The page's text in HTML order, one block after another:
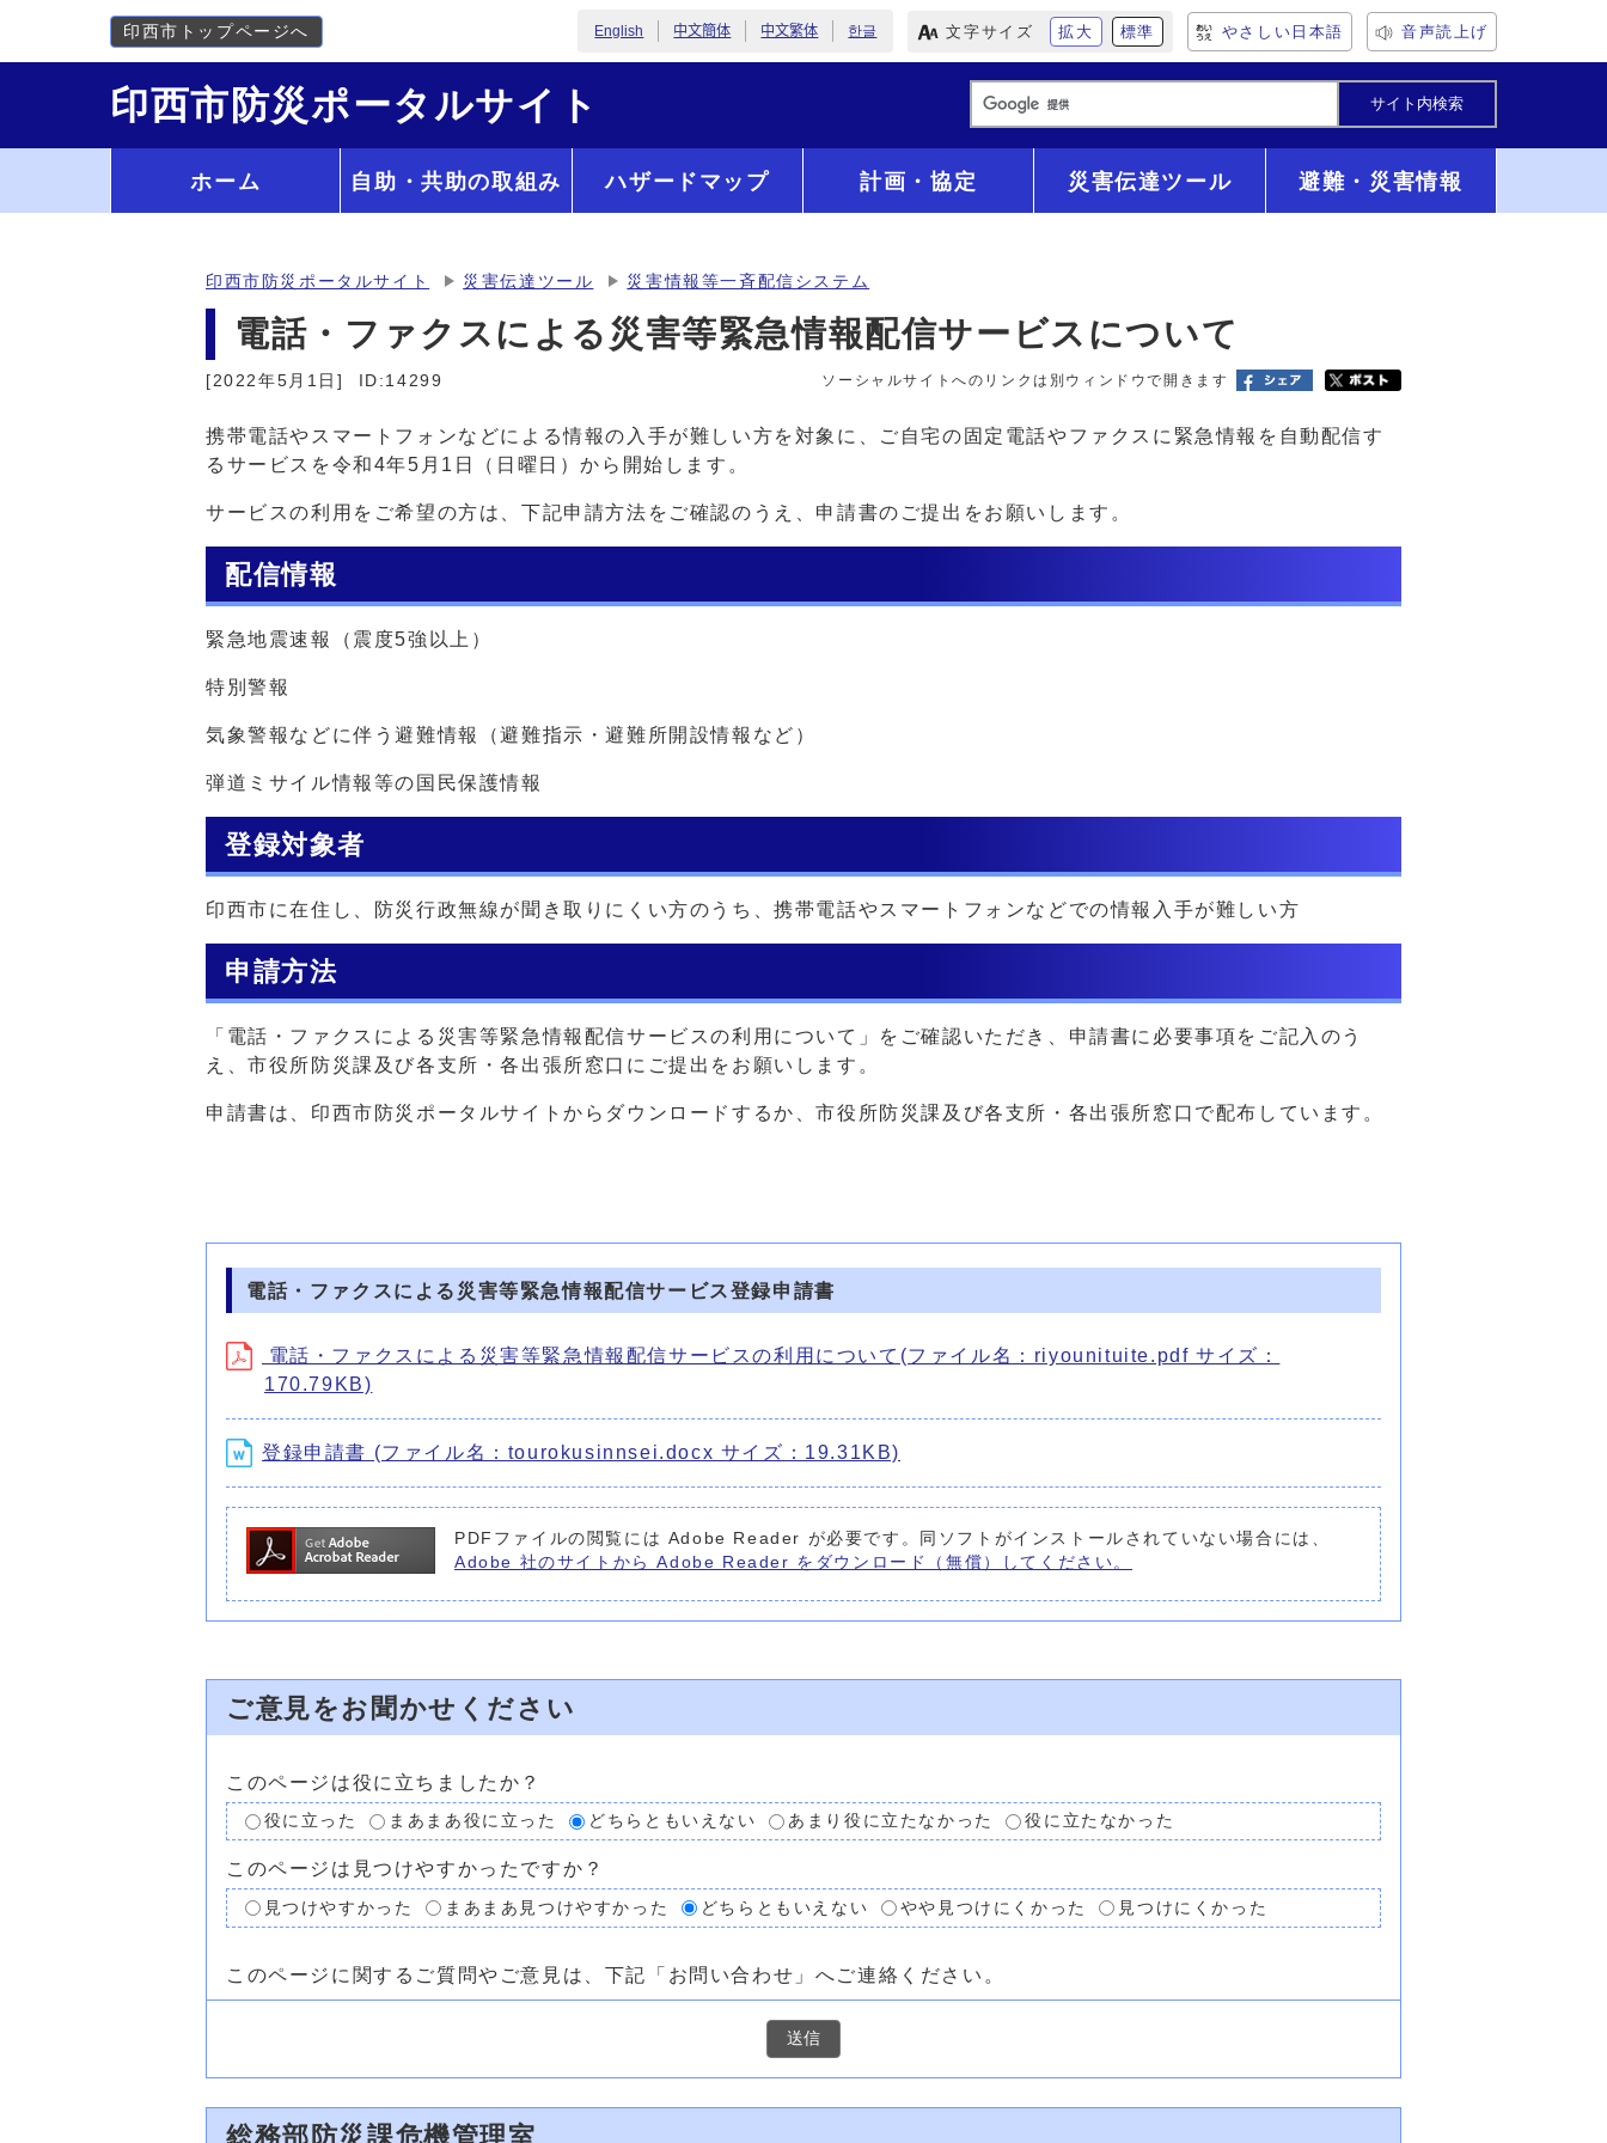
印西市トップページへ English 中文簡体 中文繁体 한글 文字サイズ 拡大 標準 やさしい日本語 音声読上げ
印西市防災ポータルサイト
ホーム 自助・共助の取組み ハザードマップ 計画・協定 災害伝達ツール 避難・災害情報
印西市防災ポータルサイト 災害伝達ツール 災害情報等一斉配信システム
電話・ファクスによる災害等緊急情報配信サービスについて
[2022年5月1日] ID:14299 ソーシャルサイトへのリンクは別ウィンドウで開きます
携帯電話やスマートフォンなどによる情報の入手が難しい方を対象に、ご自宅の固定電話やファクスに緊急情報を自動配信す
るサービスを令和4年5月1日（日曜日）から開始します。
サービスの利用をご希望の方は、下記申請方法をご確認のうえ、申請書のご提出をお願いします。
配信情報
緊急地震速報（震度5強以上）
特別警報
気象警報などに伴う避難情報（避難指示・避難所開設情報など）
弾道ミサイル情報等の国民保護情報
登録対象者
印西市に在住し、防災行政無線が聞き取りにくい方のうち、携帯電話やスマートフォンなどでの情報入手が難しい方
申請方法
「電話・ファクスによる災害等緊急情報配信サービスの利用について」をご確認いただき、申請書に必要事項をご記入のう
え、市役所防災課及び各支所・各出張所窓口にご提出をお願いします。
申請書は、印西市防災ポータルサイトからダウンロードするか、市役所防災課及び各支所・各出張所窓口で配布しています。
電話・ファクスによる災害等緊急情報配信サービス登録申請書
電話・ファクスによる災害等緊急情報配信サービスの利用について(ファイル名：riyounituite.pdf サイズ：
170.79KB)
登録申請書 (ファイル名：tourokusinnsei.docx サイズ：19.31KB)
PDFファイルの閲覧には Adobe Reader が必要です。同ソフトがインストールされていない場合には、
Adobe 社のサイトから Adobe Reader をダウンロード（無償）してください。
ご意見をお聞かせください
このページは役に立ちましたか？
役に立った まあまあ役に立った どちらともいえない あまり役に立たなかった 役に立たなかった
このページは見つけやすかったですか？
見つけやすかった まあまあ見つけやすかった どちらともいえない やや見つけにくかった 見つけにくかった
このページに関するご質問やご意見は、下記「お問い合わせ」へご連絡ください。
総務部防災課危機管理室